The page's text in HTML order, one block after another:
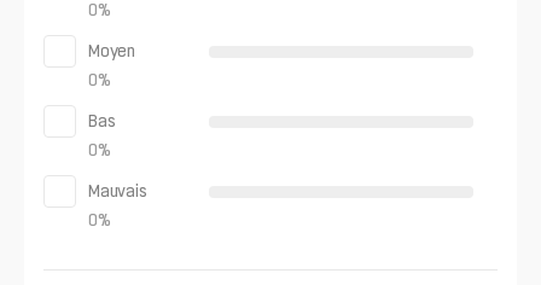
0%
Moyen
0%
Bas
0%
Mauvais
0%